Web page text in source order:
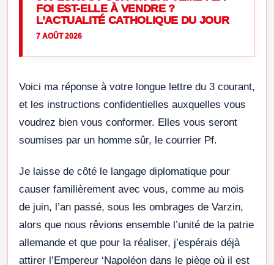
FOI EST-ELLE À VENDRE ?
L’ACTUALITÉ CATHOLIQUE DU JOUR
7 AOÛT 2026
Voici ma réponse à votre longue lettre du 3 courant,
et les instructions confidentielles auxquelles vous
voudrez bien vous conformer. Elles vous seront
soumises par un homme sûr, le courrier Pf.
Je laisse de côté le langage diplomatique pour
causer familièrement avec vous, comme au mois
de juin, l’an passé, sous les ombrages de Varzin,
alors que nous rêvions ensemble l’unité de la patrie
allemande et que pour la réaliser, j’espérais déjà
attirer l’Empereur ‘Napoléon dans le piège où il est